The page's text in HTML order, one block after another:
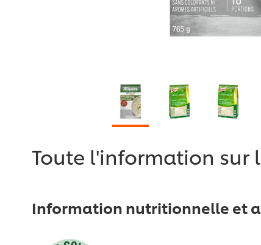
Toute l'information sur
Information nutritionnelle et